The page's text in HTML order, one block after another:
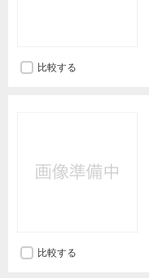
比較する
比較する